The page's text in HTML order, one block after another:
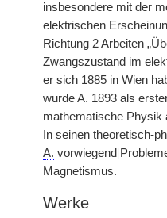
insbesondere mit der
elektrischen
Richtung 2 Arbeiten
Zwangszustand im
er sich 1885 in Wien
wurdeA. 1893 als
mathematische Physik
In seinen theoretisch-
A. vorwiegend
Magnetismus.
Werke